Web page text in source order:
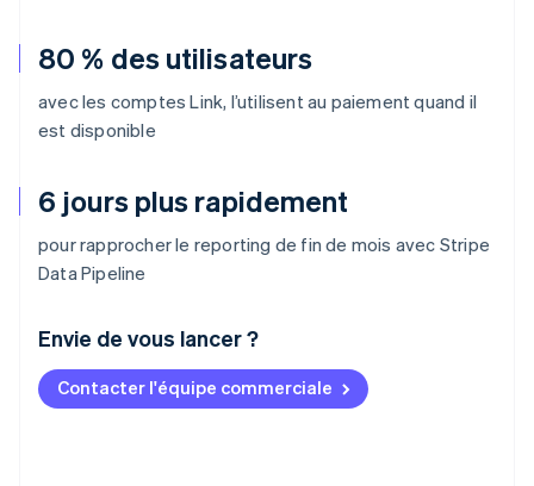
80 % des utilisateurs
avec les comptes Link, l’utilisent au paiement quand il
est disponible
6 jours plus rapidement
pour rapprocher le reporting de fin de mois avec Stripe
Data Pipeline
Envie de vous lancer ?
Contacter l'équipe commerciale
Allemagne